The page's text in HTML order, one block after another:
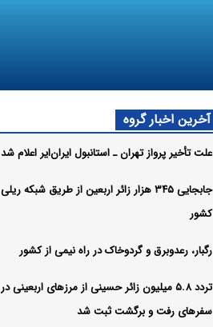
آخرین اخبار گروه
علت تأخیر پرواز تهران ـ استانبول ایران‌ایر اعلام شد
جابجایی ۳۴۵ هزار زائر اربعین از طریق شبکه ریلی
کشور
رگبار، رعدوبرق و گردوخاک در راه نیمی از کشور
تردد ۵.۸ میلیون زائر حسینی از مرزهای اربعینی در
سفرهای رفت و برگشت ثبت شد